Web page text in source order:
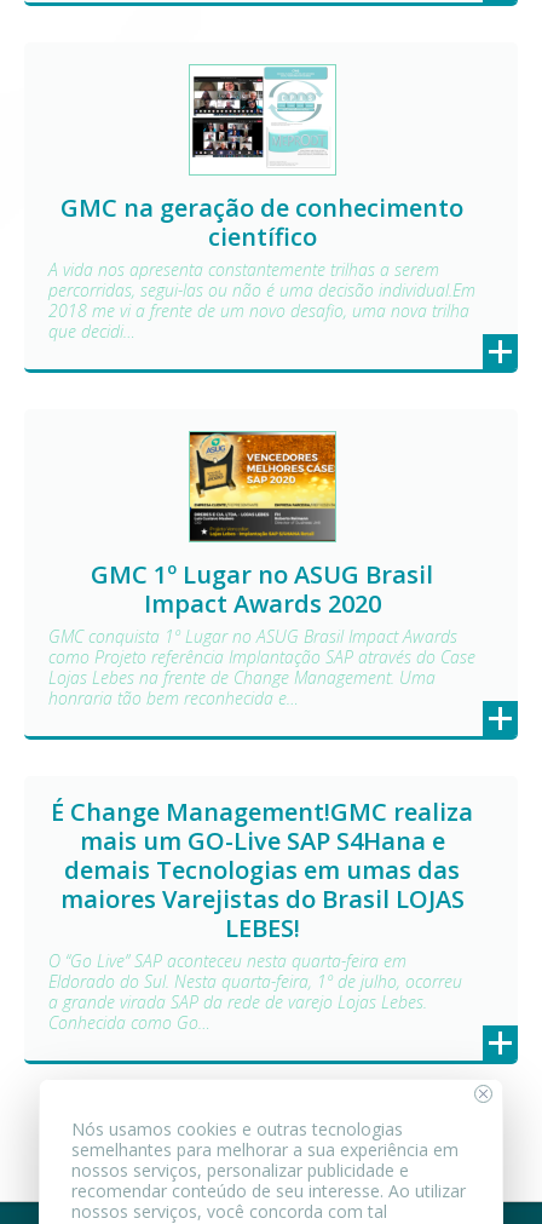
Nós usamos cookies e outras tecnologias
semelhantes para melhorar a sua experiência em
nossos serviços, personalizar publicidade e
recomendar conteúdo de seu interesse. Ao utilizar
nossos serviços, você concorda com tal
GMC na geração de conhecimento
científico
A vida nos apresenta constantemente trilhas a serem
percorridas, segui-las ou não é uma decisão individual.Em
2018 me vi a frente de um novo desafio, uma nova trilha
que decidi…
GMC 1º Lugar no ASUG Brasil
Impact Awards 2020
GMC conquista 1º Lugar no ASUG Brasil Impact Awards
como Projeto referência Implantação SAP através do Case
Lojas Lebes na frente de Change Management. Uma
honraria tão bem reconhecida e…
É Change Management!GMC realiza
mais um GO-Live SAP S4Hana e
demais Tecnologias em umas das
maiores Varejistas do Brasil LOJAS
LEBES!
O “Go Live” SAP aconteceu nesta quarta-feira em
Eldorado do Sul. Nesta quarta-feira, 1º de julho, ocorreu
a grande virada SAP da rede de varejo Lojas Lebes.
Conhecida como Go…
1 2 3 … 12 Próxima